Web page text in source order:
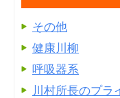
その他
健康川柳
呼吸器系
川村所長のプラ